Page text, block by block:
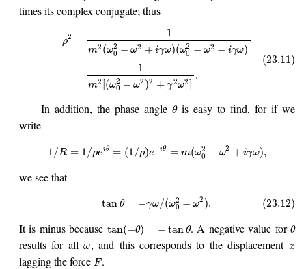
times its complex conjugate; thus
ρ2 =
1
m2 (ω2
0 − ω2 + iγω)(ω2
0 − ω2 − iγω)
=
1
m2 [(ω2
0 − ω2 )2 + γ2ω2]
.
(23.11)
In addition, the phase angle θis easy to find, for if we
write
1/R = 1/ρeiθ = (1/ρ)e−iθ = m(ω2
0 − ω2 + iγω),
we see that
tan θ = −γω/(ω2
0 − ω2 ). (23.12)
It is minus because tan(−θ) = − tan θ. A negative value for θ
results for allω, and this corresponds to the displacement x
lagging the force F .